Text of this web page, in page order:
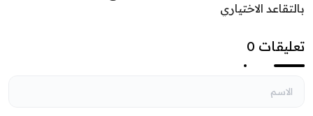
بالتقاعد الاختياري
تعليقات 0